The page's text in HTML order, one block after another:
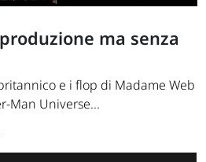
ma senza
e i flop di Madame Web
Man Universe...